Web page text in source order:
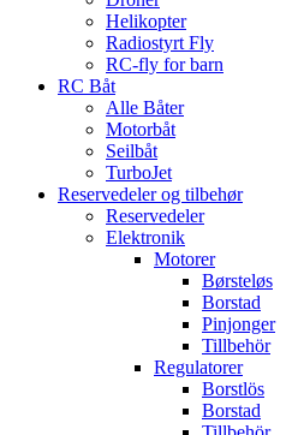
Helikopter
Radiostyrt Fly
RC-fly for barn
RC Båt
Alle Båter
Motorbåt
Seilbåt
TurboJet
Reservedeler og tilbehør
Reservedeler
Elektronik
Motorer
Børsteløs
Borstad
Pinjonger
Tillbehör
Regulatorer
Borstlös
Borstad